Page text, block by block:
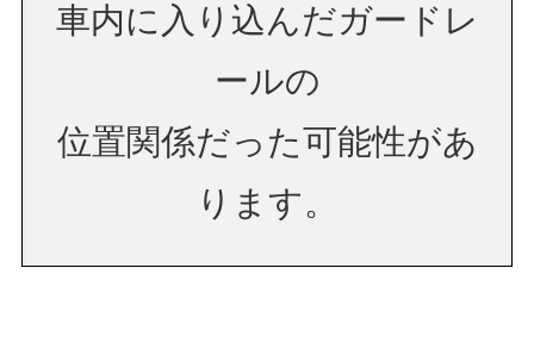
車内に入り込んだガードレ
ールの
位置関係だった可能性があ
ります。